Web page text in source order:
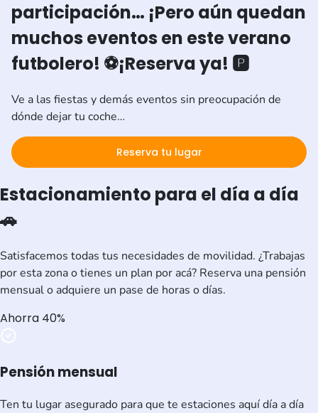
participación… ¡Pero aún quedan
muchos eventos en este verano
futbolero! ⚽¡Reserva ya! 🅿️
Ve a las fiestas y demás eventos sin preocupación de
dónde dejar tu coche…
Reserva tu lugar
Estacionamiento para el día a día
🚗
Satisfacemos todas tus necesidades de movilidad. ¿Trabajas
por esta zona o tienes un plan por acá? Reserva una pensión
mensual o adquiere un pase de horas o días.
Ahorra 40%
Pensión mensual
Ten tu lugar asegurado para que te estaciones aquí día a día